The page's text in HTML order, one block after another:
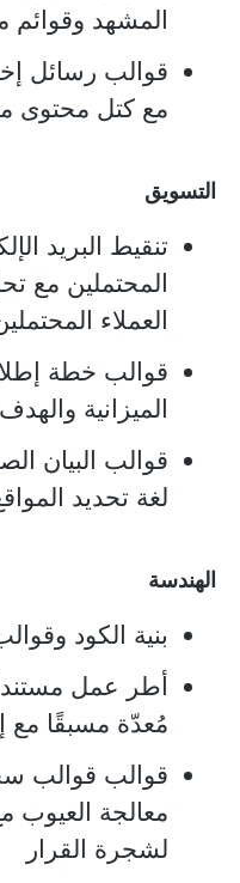
المشهد وقوائم
قوالب رسائل
مع كتل محتوى
التسويق
تنقيط البريد
المحتملين مع
العملاء
قوالب خطة
الميزانية
قوالب البيان
لغة تحديد
الهندسة
بنية الكود
أطر عمل
مُعدّة مسبقًا مع
قوالب قوالب
معالجة العيوب
لشجرة القرار